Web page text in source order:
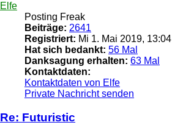
Elfe
Posting Freak
Beiträge: 2641
Registriert: Mi 1. Mai 2019, 13:04
Hat sich bedankt: 56 Mal
Danksagung erhalten: 63 Mal
Kontaktdaten:
Kontaktdaten von Elfe
Private Nachricht senden
Re: Futuristic